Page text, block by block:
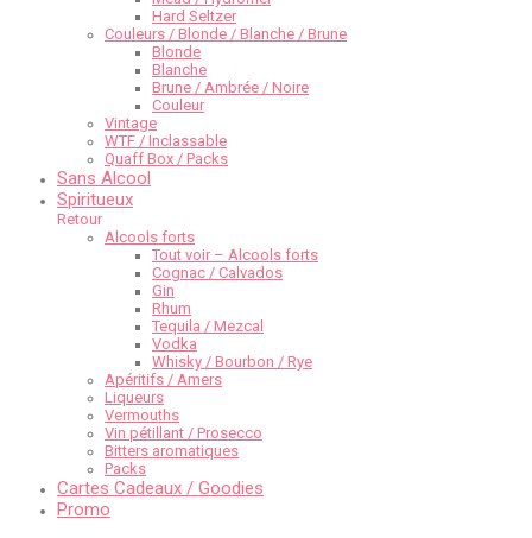
Hard Seltzer
Couleurs / Blonde / Blanche / Brune
Blonde
Blanche
Brune / Ambrée / Noire
Couleur
Vintage
WTF / Inclassable
Quaff Box / Packs
Sans Alcool
Spiritueux
Retour
Alcools forts
Tout voir – Alcools forts
Cognac / Calvados
Gin
Rhum
Tequila / Mezcal
Vodka
Whisky / Bourbon / Rye
Apéritifs / Amers
Liqueurs
Vermouths
Vin pétillant / Prosecco
Bitters aromatiques
Packs
Cartes Cadeaux / Goodies
Promo